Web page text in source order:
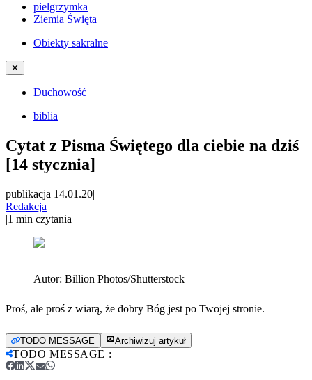
pielgrzymka
Ziemia Święta
Obiekty sakralne
✕
Duchowość
biblia
Cytat z Pisma Świętego dla ciebie na dziś
[14 stycznia]
publikacja 14.01.20|
Redakcja
|1 min czytania
Autor: Billion Photos/Shutterstock
Proś, ale proś z wiarą, że dobry Bóg jest po Twojej stronie.
TODO MESSAGE Archiwizuj artykuł
TODO MESSAGE :